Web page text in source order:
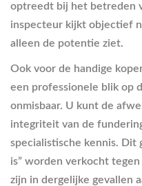
optreedt bij het betreden
inspecteur kijkt objectief
alleen de potentie ziet.
Ook voor de handige
een professionele blik op
onmisbaar. U kunt de
integriteit van de
specialistische kennis. Dit
is” worden verkocht
zijn in dergelijke gevallen